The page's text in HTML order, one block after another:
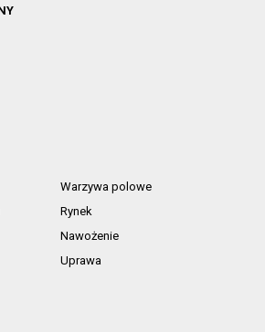
Warzywa polowe
Rynek
Nawożenie
Uprawa